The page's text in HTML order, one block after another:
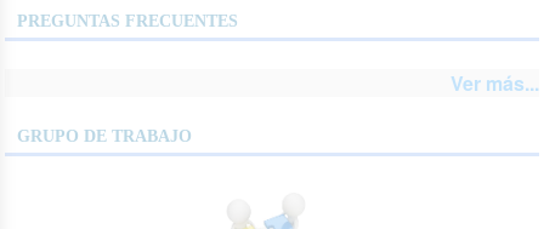
PREGUNTAS FRECUENTES
Ver más...
GRUPO DE TRABAJO